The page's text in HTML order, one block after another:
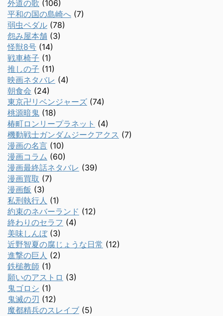
外道の歌 (106)
平和の国の島崎へ (7)
弱虫ペダル (78)
怨み屋本舗 (3)
怪獣8号 (14)
戦車椅子 (1)
推しの子 (11)
映画ネタバレ (4)
朝食会 (24)
東京卍リベンジャーズ (74)
桃源暗鬼 (18)
椿町ロンリープラネット (4)
機動戦士ガンダムジークアクス (7)
漫画の名言 (10)
漫画コラム (60)
漫画最終話ネタバレ (39)
漫画買取 (7)
漫画飯 (3)
私刑執行人 (1)
約束のネバーランド (12)
終わりのセラフ (4)
美味しんぼ(3)
近野智夏の腐じょうな日常 (12)
進撃の巨人 (2)
鉄槌教師 (1)
願いのアストロ (3)
鬼ゴロシ (1)
鬼滅の刃 (12)
魔都精兵のスレイブ (5)